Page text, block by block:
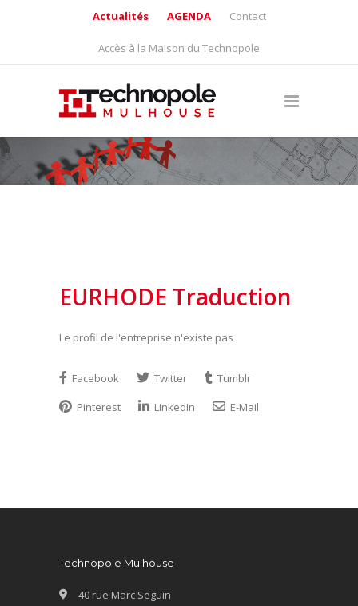
Actualités AGENDA Contact
Accès à la Maison du Technopole
EURHODE Traduction
Le profil de l'entreprise n'existe pas
Facebook Twitter
Tumblr
Pinterest
LinkedIn E-Mail
Technopole Mulhouse
40 rue Marc Seguin